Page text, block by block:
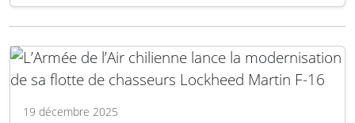
programme stratégique de défense aérienne.
formelles pour l’acquisition du système
Enhanced Modular Air Defence Solutions
(EMADS), développé…
19 décembre 2025